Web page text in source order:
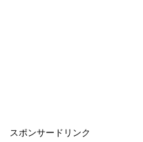
スポンサードリンク